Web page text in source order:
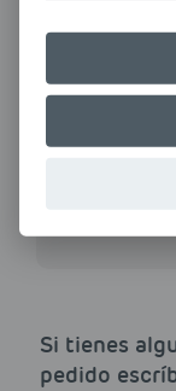
Si tienes
pedido